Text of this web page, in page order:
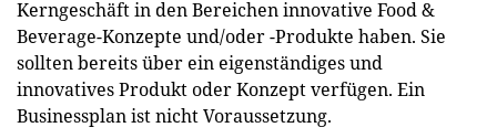
Kerngeschäft in den Bereichen innovative Food &
Beverage-Konzepte und/oder -Produkte haben. Sie
sollten bereits über ein eigenständiges und
innovatives Produkt oder Konzept verfügen. Ein
Businessplan ist nicht Voraussetzung.